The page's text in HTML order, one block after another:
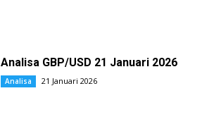
Analisa GBP/USD 21 Januari 2026
Analisa 21 Januari 2026